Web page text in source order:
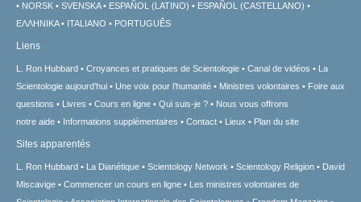
NORSK
SVENSKA ESPAÑOL (LATINO)
ESPAÑOL (CASTELLANO)
ΕΛΛΗΝΙΚA
ITALIANO PORTUGUÊS
Liens
L. Ron Hubbard Croyances et pratiques de Scientologie Canal de vidéos
La
Scientologie aujourd’hui
Une voix pour l’humanité Ministres volontaires
Foire aux
questions
Livres Cours en ligne Qui suis-je ?
Nous vous offrons
notre aide
Informations supplémentaires Contact Lieux Plan du site
Sites apparentés
L. Ron Hubbard La Dianétique Scientology Network Scientology Religion
David
Miscavige
Commencer un cours en ligne
Les ministres volontaires de